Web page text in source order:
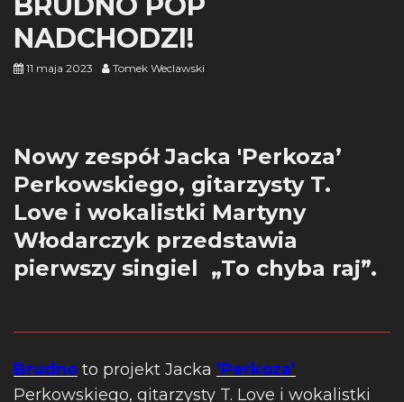
NADCHODZI!
11 maja 2023 Tomek Weclawski
Nowy zespół Jacka 'Perkoza’
Perkowskiego, gitarzysty T.
Love i wokalistki Martyny
Włodarczyk przedstawia
pierwszy singiel „To chyba raj”.
Brudno to projekt Jacka ’Perkoza’
Perkowskiego, gitarzysty T. Love i wokalistki